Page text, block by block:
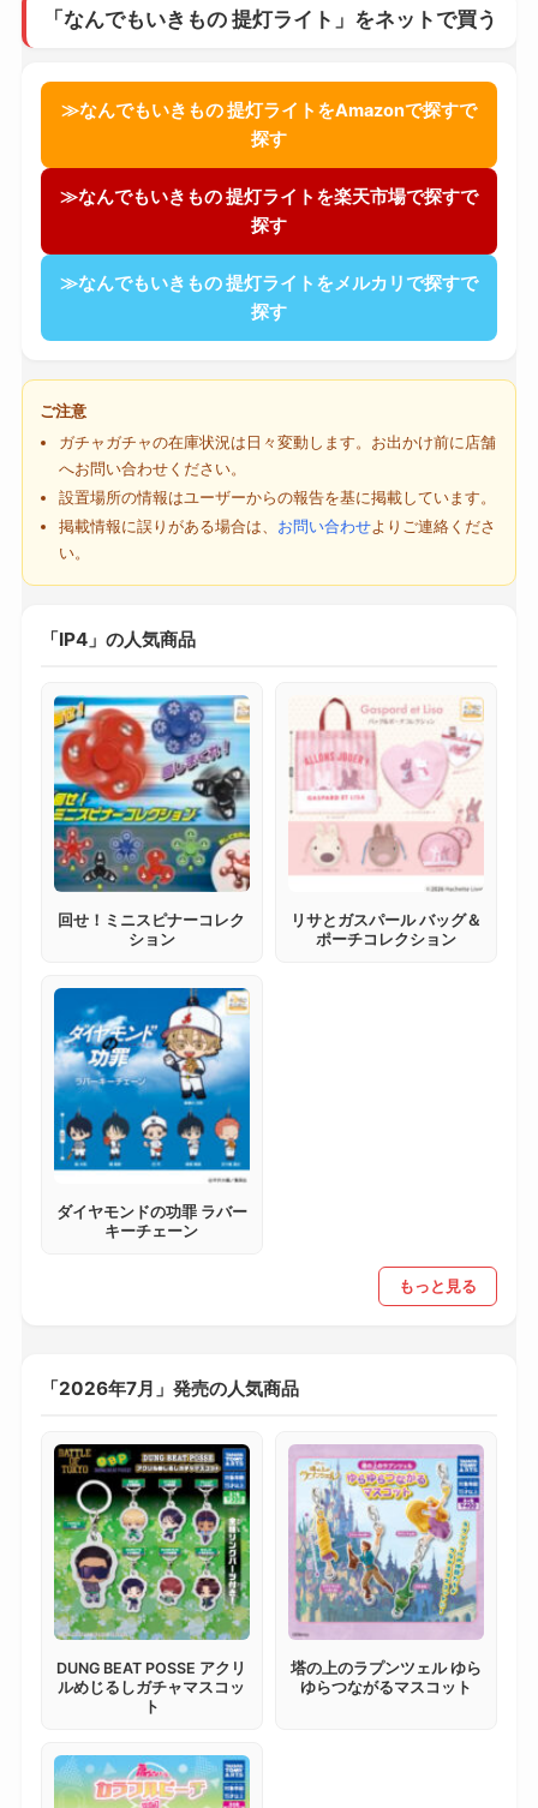
「なんでもいきもの 提灯ライト」をネットで買う
≫なんでもいきもの 提灯ライトをAmazonで探すで
探す
≫なんでもいきもの 提灯ライトを楽天市場で探すで
探す
≫なんでもいきもの 提灯ライトをメルカリで探すで
探す
ご注意
ガチャガチャの在庫状況は日々変動します。お出かけ前に店舗
へお問い合わせください。
設置場所の情報はユーザーからの報告を基に掲載しています。
掲載情報に誤りがある場合は、 お問い合わせよりご連絡くださ
い。
「IP4」の人気商品
回せ！ミニスピナーコレク
ション
リサとガスパール バッグ＆
ポーチコレクション
ダイヤモンドの功罪 ラバー
キーチェーン
もっと見る
「2026年7月」発売の人気商品
DUNG BEAT POSSE アクリ
ルめじるしガチャマスコッ
ト
塔の上のラプンツェル ゆら
ゆらつながるマスコット